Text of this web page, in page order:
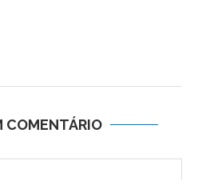
COMENTÁRIO